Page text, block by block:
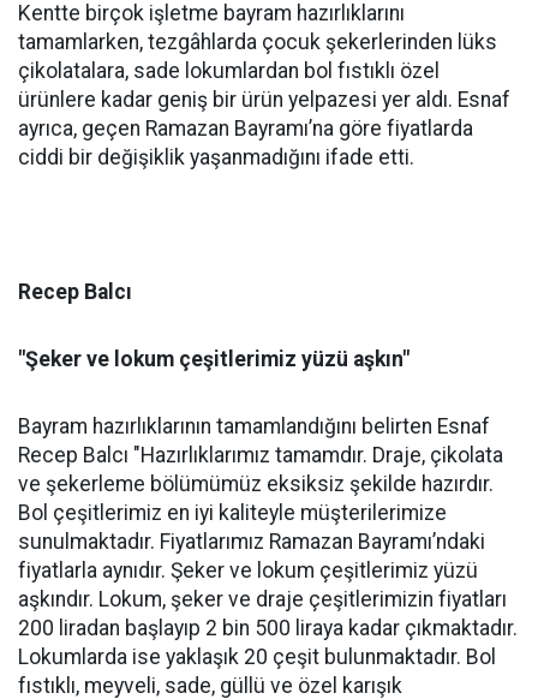
Kentte birçok işletme bayram hazırlıklarını
tamamlarken, tezgâhlarda çocuk şekerlerinden lüks
çikolatalara, sade lokumlardan bol fıstıklı özel
ürünlere kadar geniş bir ürün yelpazesi yer aldı. Esnaf
ayrıca, geçen Ramazan Bayramı’na göre fiyatlarda
ciddi bir değişiklik yaşanmadığını ifade etti.
Recep Balcı
"Şeker ve lokum çeşitlerimiz yüzü aşkın"
Bayram hazırlıklarının tamamlandığını belirten Esnaf
Recep Balcı "Hazırlıklarımız tamamdır. Draje, çikolata
ve şekerleme bölümümüz eksiksiz şekilde hazırdır.
Bol çeşitlerimiz en iyi kaliteyle müşterilerimize
sunulmaktadır. Fiyatlarımız Ramazan Bayramı’ndaki
fiyatlarla aynıdır. Şeker ve lokum çeşitlerimiz yüzü
aşkındır. Lokum, şeker ve draje çeşitlerimizin fiyatları
200 liradan başlayıp 2 bin 500 liraya kadar çıkmaktadır.
Lokumlarda ise yaklaşık 20 çeşit bulunmaktadır. Bol
fıstıklı, meyveli, sade, güllü ve özel karışık